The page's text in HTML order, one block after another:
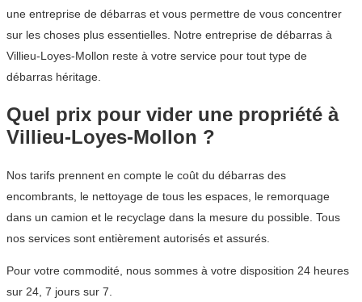
une entreprise de débarras et vous permettre de vous concentrer
sur les choses plus essentielles. Notre entreprise de débarras à
Villieu-Loyes-Mollon reste à votre service pour tout type de
débarras héritage.
Quel prix pour vider une propriété à
Villieu-Loyes-Mollon ?
Nos tarifs prennent en compte le coût du débarras des
encombrants, le nettoyage de tous les espaces, le remorquage
dans un camion et le recyclage dans la mesure du possible. Tous
nos services sont entièrement autorisés et assurés.
Pour votre commodité, nous sommes à votre disposition 24 heures
sur 24, 7 jours sur 7.